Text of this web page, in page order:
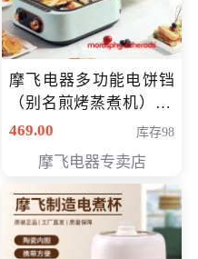
摩飞电器多功能电饼铛
（别名煎烤蒸煮机） 型
号MF-8888B 会员专享
469.00 库存98
摩飞电器专卖店